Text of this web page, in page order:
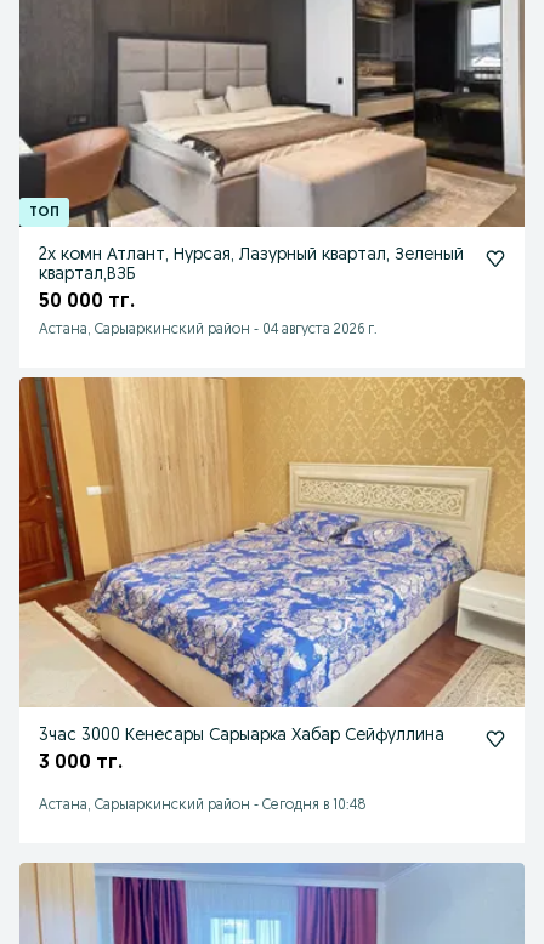
2х комн Атлант, Нурсая, Лазурный квартал, Зеленый
квартал,ВЗБ
50 000 тг.
Астана, Сарыаркинский район - 04 августа 2026 г.
3час 3000 Кенесары Сарыарка Хабар Сейфуллина
3 000 тг.
Астана, Сарыаркинский район - Сегодня в 10:48